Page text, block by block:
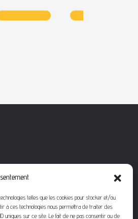
telles que les cookies pour stocker et/ou
à ces technologies nous permettra de traiter des
uniques sur ce site. Le fait de ne pas consentir ou de